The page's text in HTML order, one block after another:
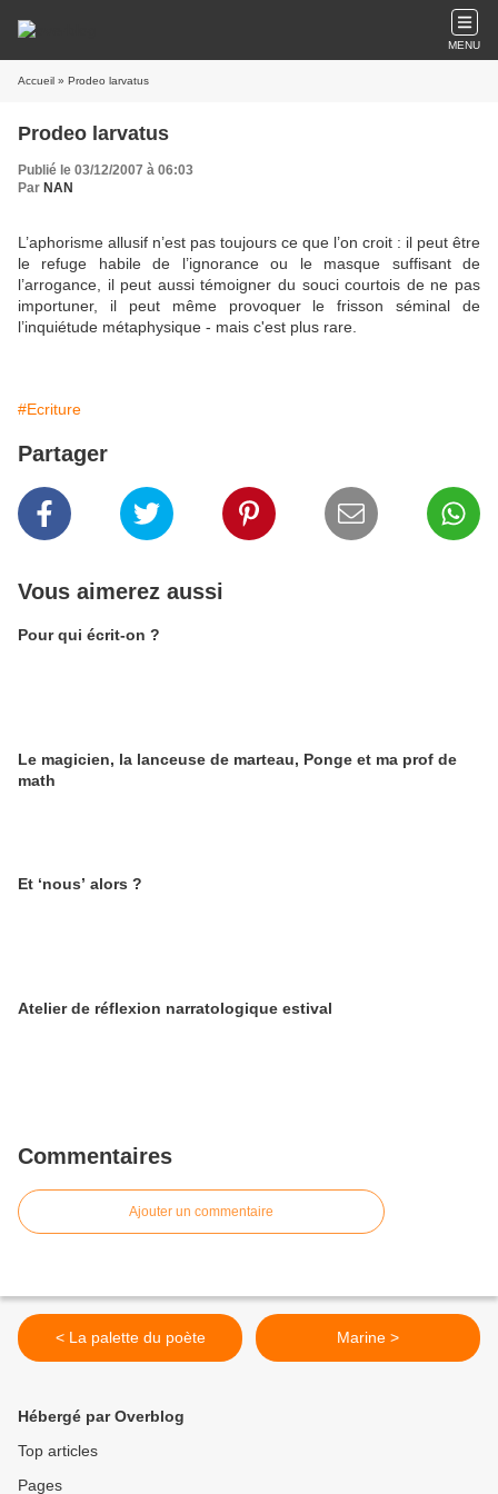
MENU
Accueil » Prodeo larvatus
Prodeo larvatus
Publié le 03/12/2007 à 06:03
Par NAN
L’aphorisme allusif n’est pas toujours ce que l’on croit : il peut être
le refuge habile de l’ignorance ou le masque suffisant de
l’arrogance, il peut aussi témoigner du souci courtois de ne pas
importuner, il peut même provoquer le frisson séminal de
l’inquiétude métaphysique - mais c'est plus rare.
#Ecriture
Partager
Vous aimerez aussi
Pour qui écrit-on ?
Le magicien, la lanceuse de marteau, Ponge et ma prof de
math
Et ‘nous’ alors ?
Atelier de réflexion narratologique estival
Commentaires
Ajouter un commentaire
< La palette du poète Marine >
Hébergé par Overblog
Top articles
Pages